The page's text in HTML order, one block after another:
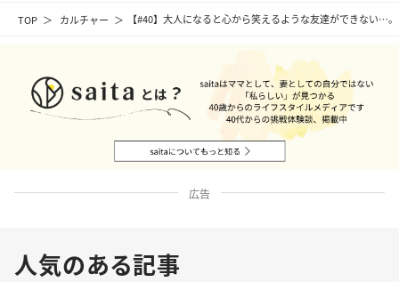
TOP カルチャー 【#40】大人になると心から笑えるような友達ができない…
広告
人気のある記事